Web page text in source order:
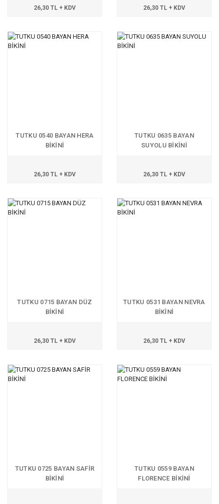
26,30 TL + KDV 26,30 TL + KDV
TUTKU 0540 BAYAN HERA
BİKİNİ
26,30 TL + KDV
TUTKU 0635 BAYAN
SUYOLU BİKİNİ
26,30 TL + KDV
TUTKU 0715 BAYAN DÜZ
BİKİNİ
26,30 TL + KDV
TUTKU 0531 BAYAN NEVRA
BİKİNİ
26,30 TL + KDV
TUTKU 0725 BAYAN SAFİR
BİKİNİ
TUTKU 0559 BAYAN
FLORENCE BİKİNİ